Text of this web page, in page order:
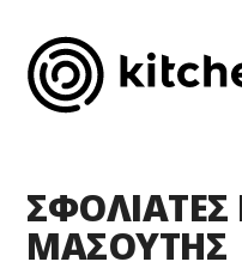
ΣΦΟΛΙΑΤΕΣ
ΜΑΣΟΥΤΗΣ